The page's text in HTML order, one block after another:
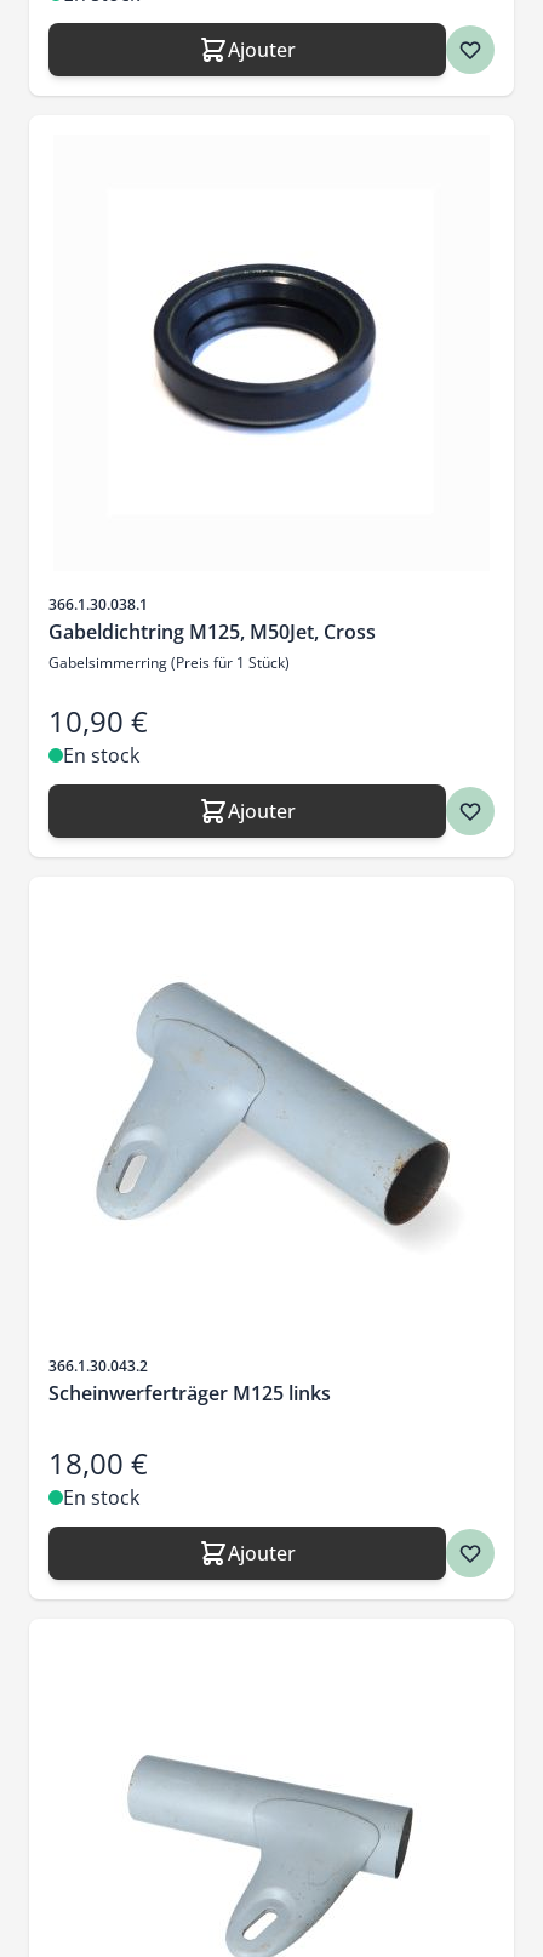
Ajouter
SKU
366.1.30.038.1
Gabeldichtring M125, M50Jet, Cross
Gabelsimmerring (Preis für 1 Stück)
10,90 €
En stock
Ajouter
SKU
366.1.30.043.2
Scheinwerferträger M125 links
18,00 €
En stock
Ajouter